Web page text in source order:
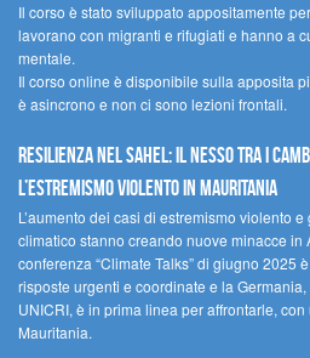
Il corso è stato sviluppato appositamente
lavorano con migranti e rifugiati e hanno a
mentale.
Il corso online è disponibile sulla apposita
è asincrono e non ci sono lezioni frontali.
Resilienza nel Sahel: il nesso tra i
l’estremismo violento in Mauritania
L’aumento dei casi di estremismo violento
climatico stanno creando nuove minacce in
conferenza “Climate Talks” di giugno 2025
risposte urgenti e coordinate e la
UNICRI, è in prima linea per affrontarle,
Mauritania.